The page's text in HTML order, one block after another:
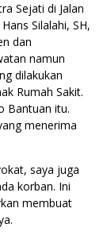
Sejati di Jalan
Silalahi, SH,
dan
namun
dilakukan
Rumah Sakit.
Bantuan itu.
menerima
saya juga
korban. Ini
membuat